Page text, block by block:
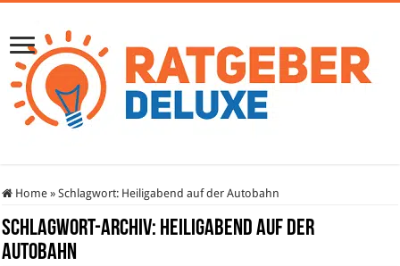
Home » Schlagwort: Heiligabend auf der Autobahn
Schlagwort-Archiv: Heiligabend auf der
Autobahn